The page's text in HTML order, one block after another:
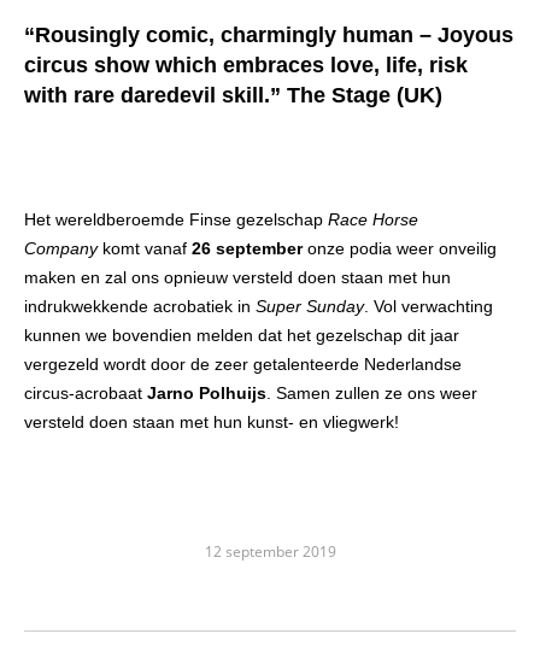
“Rousingly comic, charmingly human – Joyous
circus show which embraces love, life, risk
with rare daredevil skill.” The Stage (UK)
Het wereldberoemde Finse gezelschap Race Horse
Companykomt vanaf 26 septemberonze podia weer onveilig
maken en zal ons opnieuw versteld doen staan met hun
indrukwekkende acrobatiek in Super Sunday. Vol verwachting
kunnen we bovendien melden dat het gezelschap dit jaar
vergezeld wordt door de zeer getalenteerde Nederlandse
circus-acrobaat Jarno Polhuijs . Samen zullen ze ons weer
versteld doen staan met hun kunst- en vliegwerk!
12 september 2019